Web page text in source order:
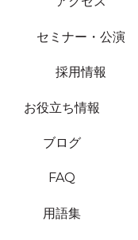
セミナー・公演
採用情報
お役立ち情報
ブログ
FAQ
用語集